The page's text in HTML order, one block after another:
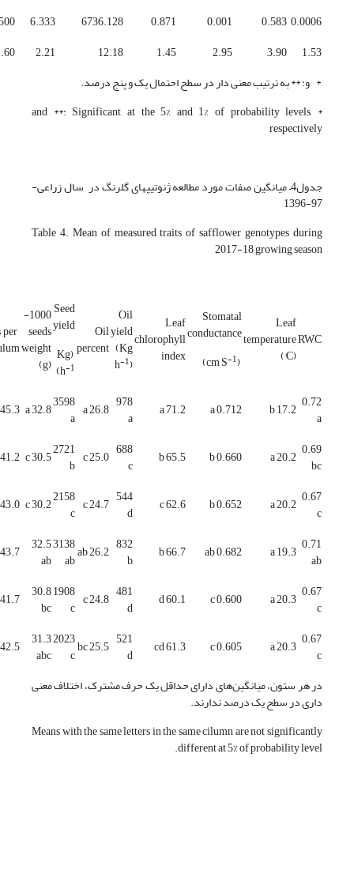
0.0006
0.583
0.001
0.871
6736.128
6.333
1.53
3.90
2.95
1.45
12.18
2.21
* و: ** به ترتیب معنی دار در سطح احتمال یک و پنج درصد.
* and **: Significant at the 5% and 1% of probability levels,
respectively
جدول4– میانگین صفات مورد مطالعه ژنوتیپ­های گلرنگ در سال زراعی­
97-1396
Table 4. Mean of measured traits of safflower genotypes during
2017-18 growing season
RWC
Leaf
temperature
(°C)
Stomatal
conductance
(cm S
-1
)
Leaf
chlorophyll
index
Oil
yield
(Kg
h-1)
Oil
percent
Seed
yield
(Kg
h-1
)
1000-
seeds
weight
(g)
per
0.72
a
17.2 b
0.712 a
71.2 a
978
a
26.8 a
3598
a
32.8 a
45.3 a
0.69
bc
20.2 a
0.660 b
65.5 b
688
c
25.0 c
2721
b
30.5 c
41.2 b
0.67
c
20.2 a
0.652 b
62.6 c
544
d
24.7 c
2158
c
30.2 c
43.0 ab
0.71
ab
19.3 a
0.682 ab
66.7 b
832
b
26.2 ab
3138
ab
32.5
ab
43.7 ab
0.67
c
20.3 a
0.600 c
60.1 d
481
d
24.8 c
1908
c
30.8
bc
41.7 b
0.67
c
20.3 a
0.605 c
61.3 cd
521
d
25.5 bc
2023
c
31.3
abc
42.5 b
در هر ستون، میانگین‌های دارای حداقل یک حرف مشترک، اختلاف معنی
داری در سطح یک درصد ندارند.
Means with the same letters in the same cilumn are not significantly
different at 5% of probability level.